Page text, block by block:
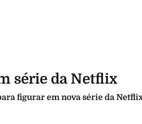
série da Netflix
figurar em nova série da